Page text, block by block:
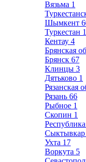
Вязьма 1
Шымкент
Туркестан
Кентау 4
Брянская
Брянск 67
Клинцы 3
Дятьково 1
Рязанская
Рязань 66
Рыбное 1
Скопин 1
Сыктывкар
Ухта 17
Воркута 5